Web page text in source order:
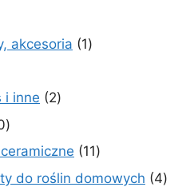
akcesoria 11
i inne 22
40
produktów
1111
produktów
do roślin domowych 44